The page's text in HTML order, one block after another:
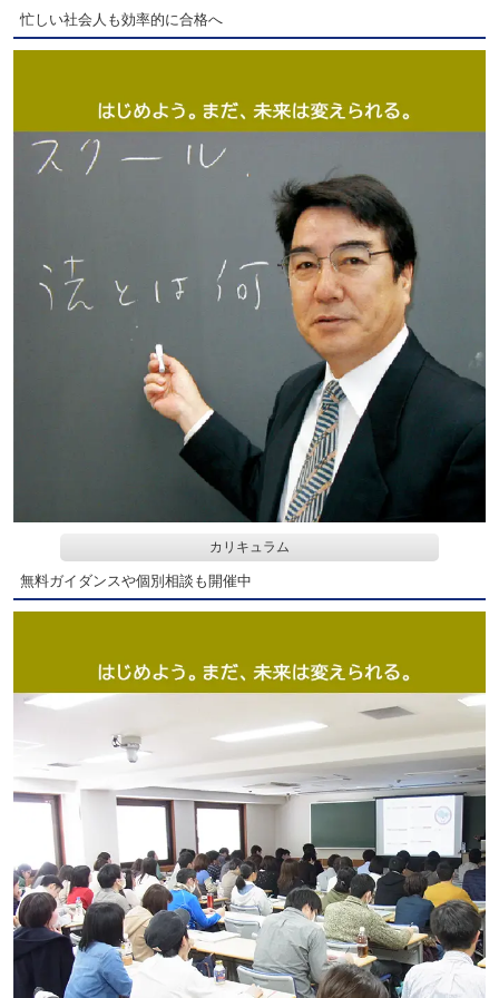
忙しい社会人も効率的に合格へ
カリキュラム
無料ガイダンスや個別相談も開催中